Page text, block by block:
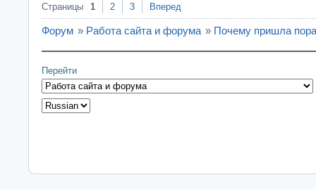
Страницы 1 2 3 Вперед
Форум » Работа сайта и форума » Почему пришла
Перейти